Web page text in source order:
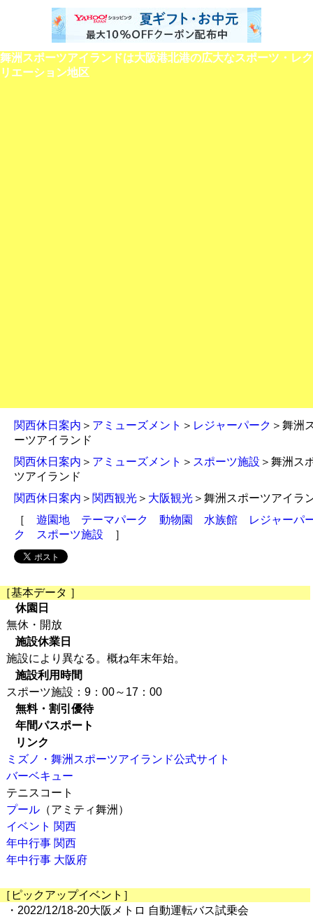
舞洲スポーツアイランドは大阪港北港の広大なスポーツ・レク
リエーション地区
関西休日案内 ＞ アミューズメント ＞ レジャーパーク ＞舞洲
ーツアイランド
関西休日案内 ＞ アミューズメント ＞ スポーツ施設 ＞舞洲ス
ツアイランド
関西休日案内 ＞ 関西観光 ＞ 大阪観光 ＞舞洲スポーツアイラ
［ 遊園地 テーマパーク 動物園 水族館
レジャーパ
ク
スポーツ施設 ］
［基本データ ］
休園日
無休・開放
施設休業日
施設により異なる。概ね年末年始。
施設利用時間
スポーツ施設：9：00～17：00
無料・割引優待
年間パスポート
リンク
ミズノ・舞洲スポーツアイランド公式サイト
バーベキュー
テニスコート
プール（アミティ舞洲）
イベント 関西
年中行事 関西
年中行事 大阪府
［ピックアップイベント］
・2022/12/18-20大阪メトロ 自動運転バス試乗会